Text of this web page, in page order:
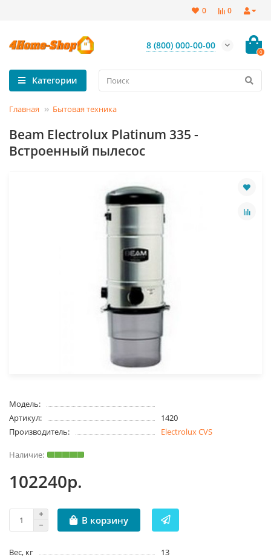
0
0
8 (800) 000-00-00
0
Категории
Главная Бытовая техника
Beam Electrolux Platinum 335 -
Встроенный пылесос
Модель:
Артикул:
1420
Производитель:
Electrolux CVS
102240р.
В корзину
Вес, кг
13